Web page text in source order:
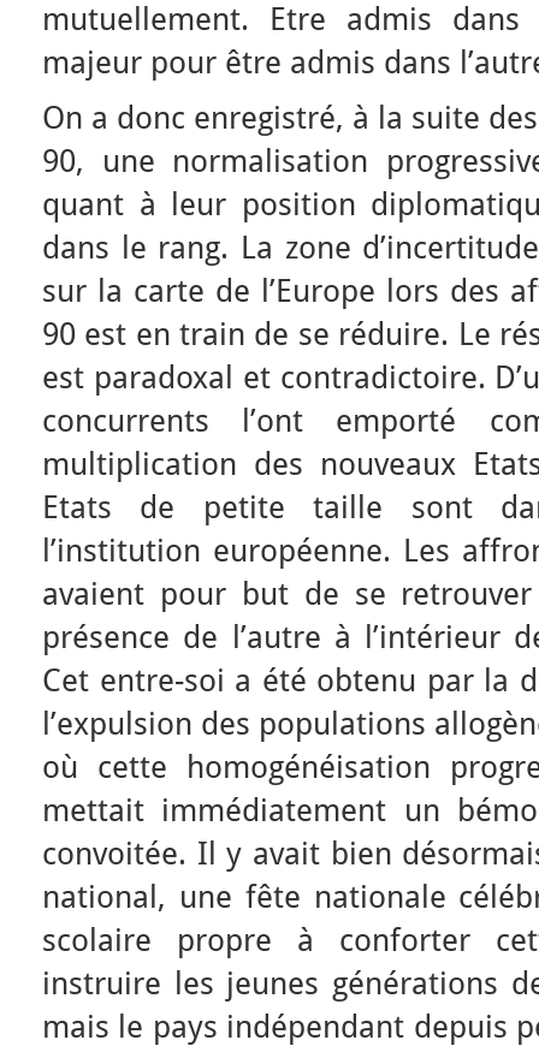
mutuellement. Etre admis
majeur pour être admis dans
On a donc enregistré, à la suite
90, une normalisation
quant à leur position
dans le rang. La zone
sur la carte de l’Europe lors des
90 est en train de se réduire. Le
est paradoxal et contradictoire.
concurrents l’ont emporté
multiplication des nouveaux
Etats de petite taille sont
l’institution européenne. Les
avaient pour but de se
présence de l’autre à l’intérieur
Cet entre-soi a été obtenu par la
l’expulsion des populations
où cette homogénéisation
mettait immédiatement un
convoitée. Il y avait bien
national, une fête nationale
scolaire propre à conforter
instruire les jeunes générations
mais le pays indépendant depuis